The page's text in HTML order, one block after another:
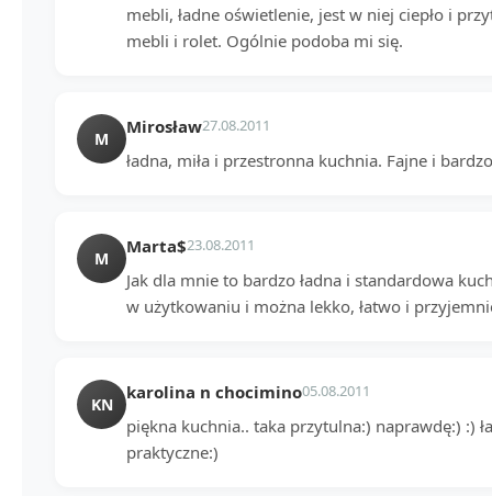
mebli, ładne oświetlenie, jest w niej ciepło i
mebli i rolet. Ogólnie podoba mi się.
M
Mirosław27.08.2011
ładna, miła i przestronna kuchnia. Fajne i
M
Marta$23.08.2011
Jak dla mnie to bardzo ładna i standardowa
w użytkowaniu i można lekko, łatwo i
KN
karolina n chocimino05.08.2011
piękna kuchnia.. taka przytulna:) naprawdę:) :)
praktyczne:)